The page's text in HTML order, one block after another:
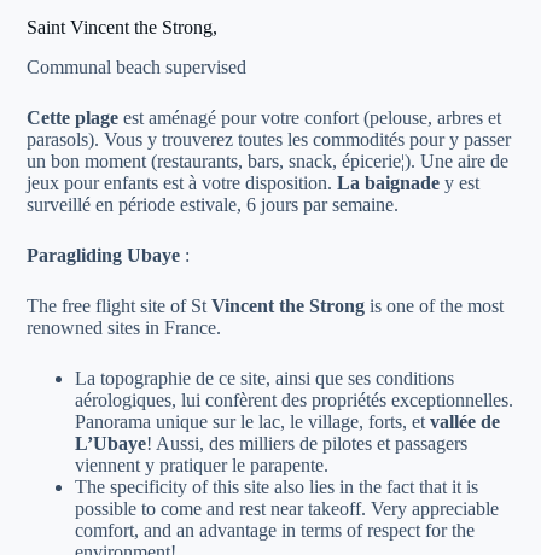
Saint Vincent the Strong,
Communal beach supervised
Cette plage est aménagé pour votre confort (pelouse, arbres et
parasols). Vous y trouverez toutes les commodités pour y passer
un bon moment (restaurants, bars, snack, épicerie¦). Une aire de
jeux pour enfants est à votre disposition.La baignade y est
surveillé en période estivale, 6 jours par semaine.
Paragliding Ubaye :
The free flight site of StVincent the Strong is one of the most
renowned sites in France.
La topographie de ce site, ainsi que ses conditions
aérologiques, lui confèrent des propriétés exceptionnelles.
Panorama unique sur le lac, le village, forts, etvallée de
L’Ubaye! Aussi, des milliers de pilotes et passagers
viennent y pratiquer le parapente.
The specificity of this site also lies in the fact that it is
possible to come and rest near takeoff. Very appreciable
comfort, and an advantage in terms of respect for the